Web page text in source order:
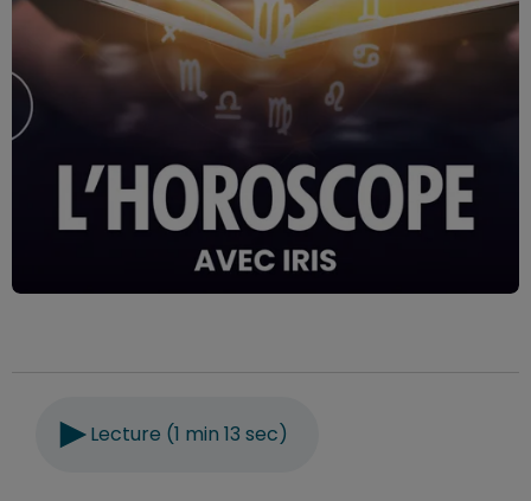
Lecture (1 min 13 sec)